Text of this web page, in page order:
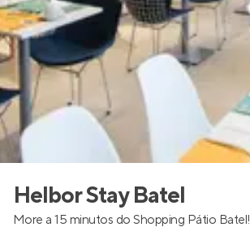
Helbor Stay Batel
More a 15 minutos do Shopping Pátio Batel!